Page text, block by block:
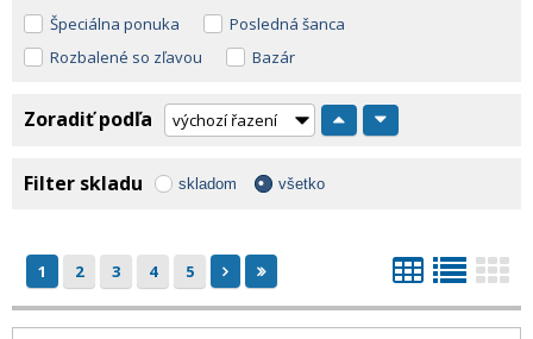
Špeciálna ponuka
Posledná šanca
Rozbalené so zľavou
Bazár
Zoradiť podľa
Filter skladu skladom všetko
1 2 3 4 5